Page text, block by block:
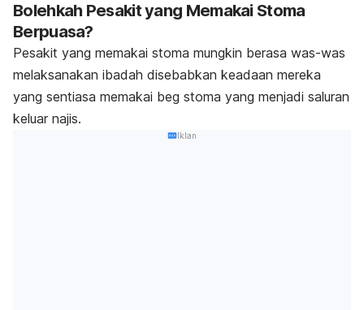
Bolehkah Pesakit yang Memakai Stoma
Berpuasa?
Pesakit yang memakai stoma mungkin berasa was-was
melaksanakan ibadah disebabkan keadaan mereka
yang sentiasa memakai beg stoma yang menjadi saluran
keluar najis.
Iklan